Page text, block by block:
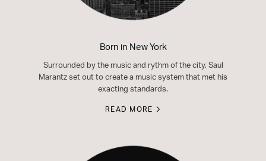
Born in New York
Surrounded by the music and rythm of the city, Saul
Marantz set out to create a music system that met his
exacting standards.
READ MORE